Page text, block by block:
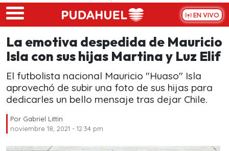
Skip to main content
EN VIVO
La emotiva despedida de Mauricio
Isla con sus hijas Martina y Luz Elif
El futbolista nacional Mauricio "Huaso" Isla
aprovechó de subir una foto de sus hijas para
dedicarles un bello mensaje tras dejar Chile.
Por Gabriel Littin
noviembre 18, 2021 - 12:34 pm